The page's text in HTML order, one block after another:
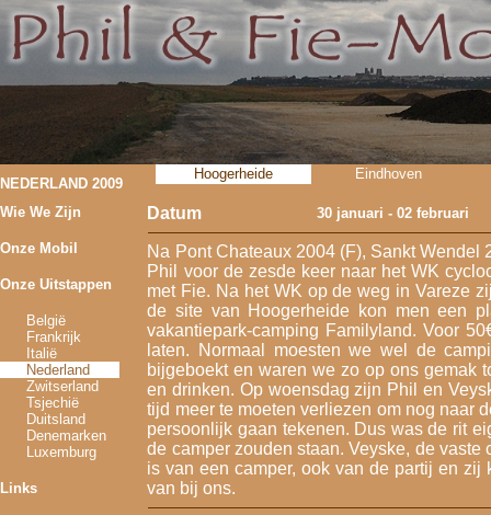
NEDERLAND 2009
Hoogerheide Eindhoven
Wie We Zijn
Onze Mobil
Onze Uitstappen
België
Frankrijk
Italië
Nederland
Zwitserland
Tsjechië
Duitsland
Denemarken
Luxemburg
Links
Datum 30 januari - 02 februari
Na Pont Chateaux 2004 (F), Sankt
Phil voor de zesde keer naar het WK
met Fie. Na het WK op de weg in Vareze
de site van Hoogerheide kon men een
vakantiepark-camping Familyland. Voor
laten. Normaal moesten we wel de
bijgeboekt en waren we zo op ons gemak
en drinken. Op woensdag zijn Phil en
tijd meer te moeten verliezen om nog naar
persoonlijk gaan tekenen. Dus was de rit
de camper zouden staan. Veyske, de
is van een camper, ook van de partij en
van bij ons.